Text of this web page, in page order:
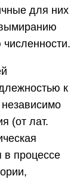
для них
к
(от лат.
процессе